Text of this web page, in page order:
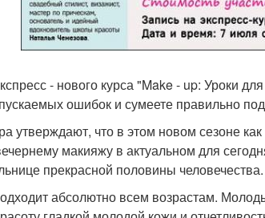
- нового курса "Make - up: Уроки
ошибок и сумеете правильно
утверждают, что в этом новом сезоне
макияжу в актуальном для
прекрасной половины человечества.
абсолютно всем возрастам.